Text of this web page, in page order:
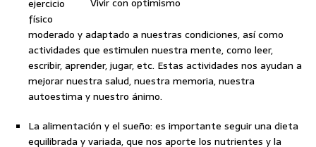
ejercicio
físico
moderado y adaptado a nuestras condiciones, así como
actividades que estimulen nuestra mente, como leer,
escribir, aprender, jugar, etc. Estas actividades nos ayudan a
mejorar nuestra salud, nuestra memoria, nuestra
autoestima y nuestro ánimo.
La alimentación y el sueño: es importante seguir una dieta
equilibrada y variada, que nos aporte los nutrientes y la